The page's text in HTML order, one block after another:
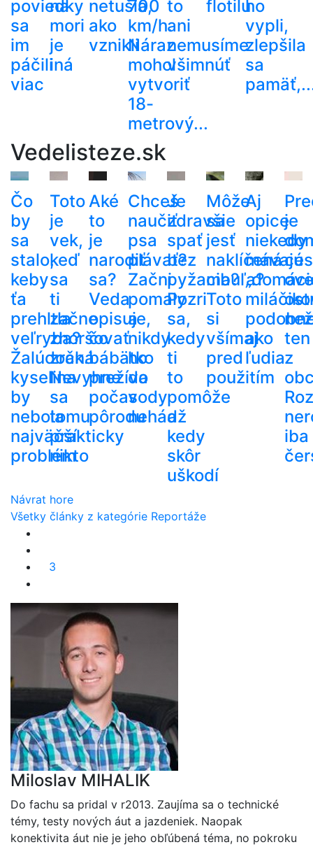
poviedky
sa
im
páčili
viac
na
mori
je
iná
netušia,
ako
vznikli
700
km/h.
Náraz
mohol
vytvoriť
18-
metrový...
to
ani
nemusíme
všimnúť
flotiluho
vypli,
zlepšila
sa
Vedelisteze.sk
Čo
by
sa
stalo,
keby
ťa
prehltla
veľryba?
Žalúdočná
kyselina
by
nebola
najväčší
problém
Toto
je
vek,
keď
sa
ti
začne
zhoršovať
zrak.
Nevyhne
sa
tomu
prakticky
nikto
Aké
to
je
narodiť
sa?
Veda
opisuje,
čo
bábätko
prežíva
počas
pôrodu
Chceš
naučiť
psa
plávať?
Začni
pomaly
a
nikdy
ho
do
vody
nehádž
Je
zdravšie
spať
bez
pyžama?
Pozri
sa,
kedy
ti
to
pomôže
a
kedy
skôr
uškodí
Môže
sa
jesť
naklíčená
cibuľa?
Toto
si
všímaj
pred
použitím
Aj
opice
niekedy
mávajú
ako
ľudia
je
než
ten
z
iba
Návrat hore
Všetky články z kategórie Reportáže
3
Miloslav MIHALIK
Do fachu sa pridal v r2013. Zaujíma sa o technické
témy, testy nových áut a jazdeniek. Naopak
konektivita áut nie je jeho obľúbená téma, no pokroku